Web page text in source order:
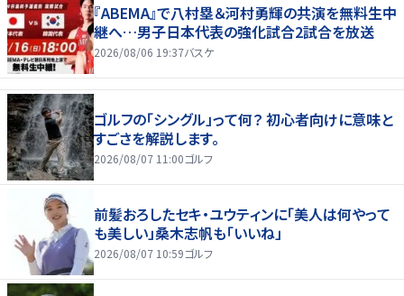
『ABEMA』で八村塁＆河村勇輝の共演を無料生中
継へ…男子日本代表の強化試合2試合を放送
2026/08/06 19:37バスケ
ゴルフの「シングル」って何？ 初心者向けに意味と
すごさを解説します。
2026/08/07 11:00ゴルフ
前髪おろしたセキ・ユウティンに「美人は何やって
も美しい」桑木志帆も「いいね」
2026/08/07 10:59ゴルフ